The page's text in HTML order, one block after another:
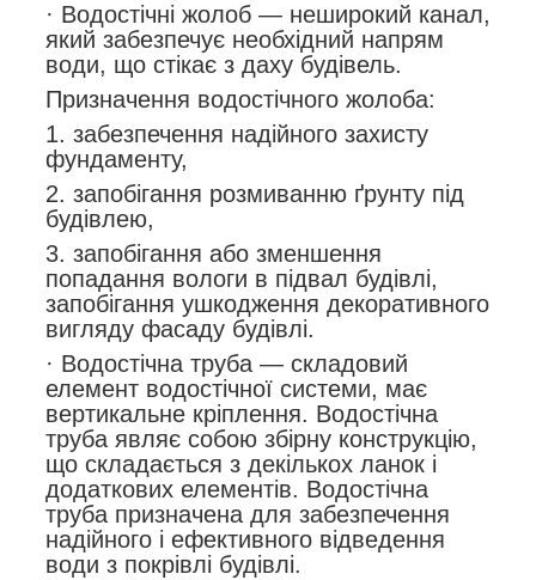
· Водостічні жолоб — неширокий канал,
який забезпечує необхідний напрям
води, що стікає з даху будівель.
Призначення водостічного жолоба:
1. забезпечення надійного захисту
фундаменту,
2. запобігання розмиванню ґрунту під
будівлею,
3. запобігання або зменшення
попадання вологи в підвал будівлі,
запобігання ушкодження декоративного
вигляду фасаду будівлі.
· Водостічна труба — складовий
елемент водостічної системи, має
вертикальне кріплення. Водостічна
труба являє собою збірну конструкцію,
що складається з декількох ланок і
додаткових елементів. Водостічна
труба призначена для забезпечення
надійного і ефективного відведення
води з покрівлі будівлі.